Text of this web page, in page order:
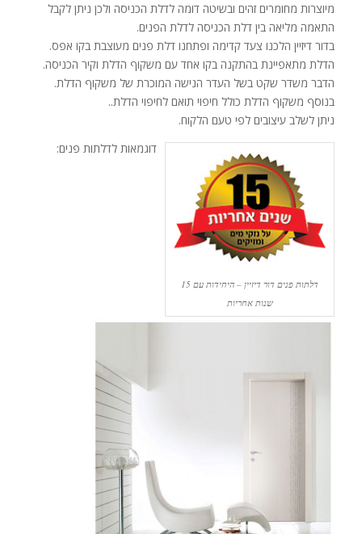
מיוצרות מחומרים זהים ובשיטה דומה לדלת הכניסה ולכן ניתן לקבל
התאמה מליאה בין דלת הכניסה לדלת הפנים.
בדור דיזיין הלכנו צעד קדימה ופתחנו דלת פנים מעוצבת בקו אפס.
הדלת מתאפיינת בהתקנה בקו אחד עם משקוף הדלת וקיר הכניסה.
הדבר משדר שקט בשל העדר הנישה המוכרת של משקוף הדלת.
בנוסף משקוף הדלת כולל חיפוי תואם לחיפוי הדלת..
ניתן לשלב עיצובים לפי טעם הלקוח.
דלתות פנים דור דיזיין – היחידות עם 15
שנות אחריות
דוגמאות לדלתות פנים: